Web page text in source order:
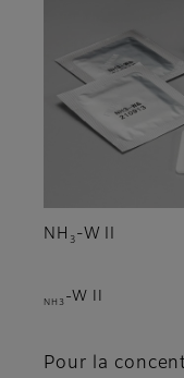
NH 3 -W
NH3 -W II
Pour la